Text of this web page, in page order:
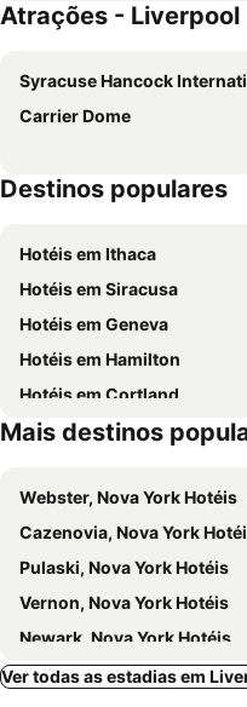
Atrações - Liverpool
Syracuse Hancock International Airport
Carrier Dome
Destinos populares
Hotéis em Ithaca
Hotéis em Siracusa
Hotéis em Geneva
Hotéis em Hamilton
Hotéis em Cortland
Mais destinos
Webster, Nova York Hotéis
Cazenovia, Nova York
Pulaski, Nova York Hotéis
Vernon, Nova York Hotéis
Newark, Nova York Hotéis
Penn Yan, Nova York Hotéis
Ver todas as estadias em